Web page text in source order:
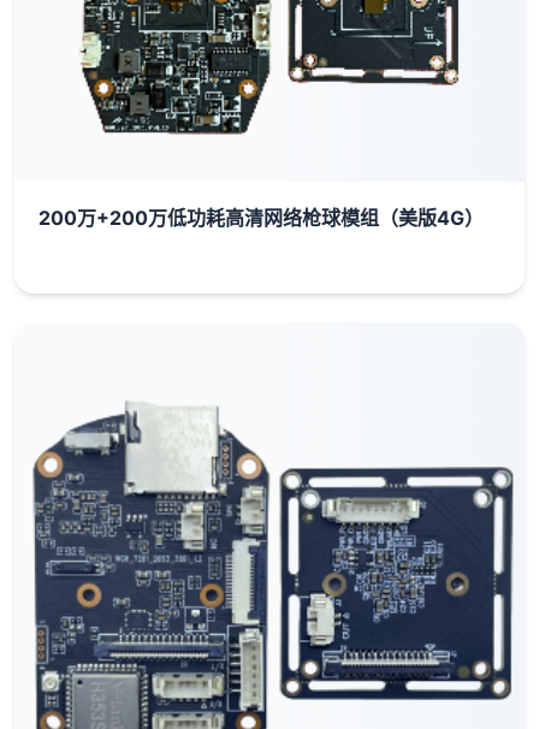
200万+200万低功耗高清网络枪球模组（美版4G）